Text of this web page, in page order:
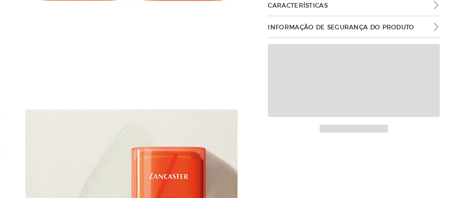
CARACTERÍSTICAS
INFORMAÇÃO DE SEGURANÇA DO PRODUTO